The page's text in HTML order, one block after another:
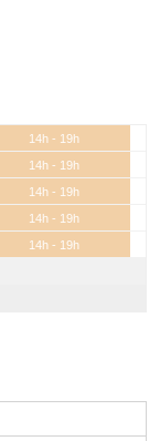
14h - 19h
14h - 19h
14h - 19h
14h - 19h
14h - 19h